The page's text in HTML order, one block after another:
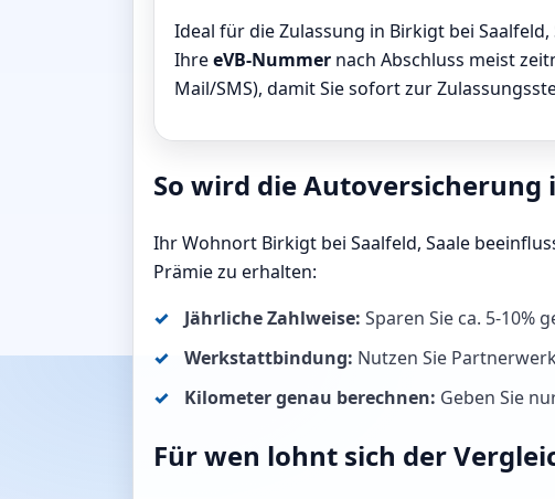
Ideal für die Zulassung in Birkigt bei Saalfeld,
IhreeVB-Nummer nach Abschluss meist
Mail/SMS), damit Sie sofort zur
So wird die
Ihr Wohnort Birkigt bei Saalfeld, Saale
Prämie zu erhalten:
Jährliche Zahlweise: Sparen Sie ca. 5-10%
Werkstattbindung: Nutzen Sie
Kilometer genau berechnen: Geben Sie
Für wen lohnt sich der